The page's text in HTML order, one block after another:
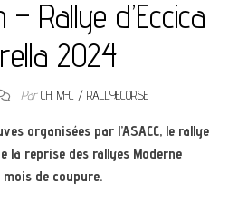
– Rallye d’Eccica
2024
ParCH. M-C / RALLYECORSE
organisées par l’ASACC, le rallye
la reprise des rallyes Moderne
mois de coupure.